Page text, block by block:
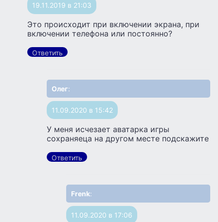
19.11.2019 в 21:03
Это происходит при включении экрана, при
включении телефона или постоянно?
Ответить
Олег:
11.09.2020 в 15:42
У меня исчезает аватарка игры
сохраняеца на другом месте подскажите
Ответить
Frenk:
11.09.2020 в 17:06